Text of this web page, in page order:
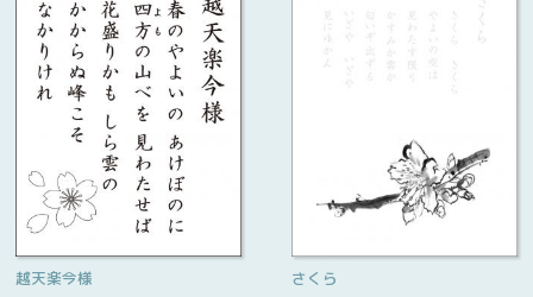
越天楽今様 さくら